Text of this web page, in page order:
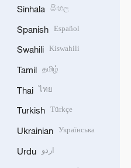
Sinhala සිංහල
Spanish Español
Swahili Kiswahili
Tamil தமிழ்
Thai ไทย
Turkish Türkçe
Ukrainian Українська
Urdu اردو